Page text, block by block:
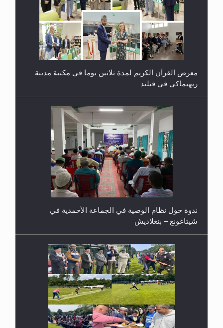
معرض القرآن الكريم لمدة ثلاثين يوما في مكتبة مدينة
ريهيماكي في فنلند
ندوة حول نظام الوصية في الجماعة الأحمدية في
شيتاغونغ – بنغلاديش
اليوم الوطني الرياضي لمجلس أنصار الله في هولندا